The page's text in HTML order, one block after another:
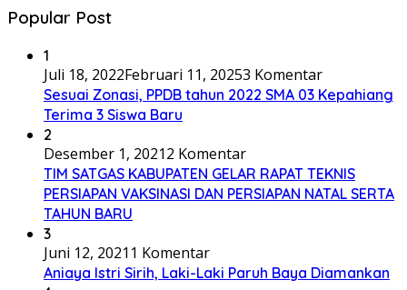
Popular Post
1
Juli 18, 2022Februari 11, 20253 Komentar
Sesuai Zonasi, PPDB tahun 2022 SMA 03 Kepahiang
Terima 3 Siswa Baru
2
Desember 1, 20212 Komentar
TIM SATGAS KABUPATEN GELAR RAPAT TEKNIS
PERSIAPAN VAKSINASI DAN PERSIAPAN NATAL SERTA
TAHUN BARU
3
Juni 12, 2021 1 Komentar
Aniaya Istri Sirih, Laki-Laki Paruh Baya Diamankan